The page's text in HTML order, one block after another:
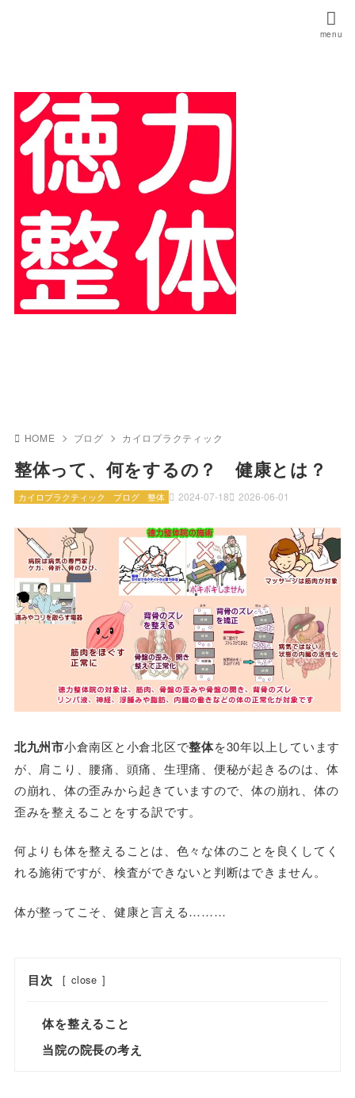
HOME ブログ カイロプラクティック
整体って、何をするの？ 健康とは？
2024-07-18 2026-06-01
カイロプラクティック ブログ 整体
北九州市小倉南区と小倉北区で整体を30年以上しています
が、肩こり、腰痛、頭痛、生理痛、便秘が起きるのは、体
の崩れ、体の歪みから起きていますので、体の崩れ、体の
歪みを整えることをする訳です。
何よりも体を整えることは、色々な体のことを良くしてく
れる施術ですが、検査ができないと判断はできません。
体が整ってこそ、健康と言える………
目次 [ close ]
体を整えること
当院の院長の考え